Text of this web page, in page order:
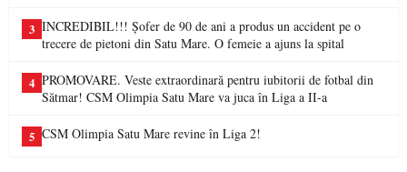
3 INCREDIBIL!!! Șofer de 90 de ani a produs un accident pe o
trecere de pietoni din Satu Mare. O femeie a ajuns la spital
4 PROMOVARE. Veste extraordinară pentru iubitorii de fotbal din
Sătmar! CSM Olimpia Satu Mare va juca în Liga a II-a
5 CSM Olimpia Satu Mare revine în Liga 2!